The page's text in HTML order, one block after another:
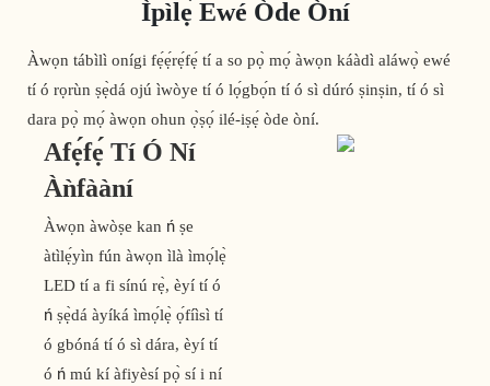
Ìpìlẹ̀ Ewé Òde Òní
Àwọn tábìlì onígi fẹ́ẹ́rẹ́fẹ́ tí a so pọ̀ mọ́ àwọn káàdì aláwọ̀ ewé
tí ó rọrùn ṣẹ̀dá ojú ìwòye tí ó lọ́gbọ́n tí ó sì dúró ṣinṣin, tí ó sì
dara pọ̀ mọ́ àwọn ohun ọ̀ṣọ́ ilé-iṣẹ́ òde òní.
Afẹ́fẹ́ Tí Ó Ní
Àǹfààní
Àwọn àwòṣe kan ń ṣe
àtìlẹ́yìn fún àwọn ìlà ìmọ́lẹ̀
LED tí a fi sínú rẹ̀, èyí tí ó
ń ṣẹ̀dá àyíká ìmọ́lẹ̀ ọ́fíìsì tí
ó gbóná tí ó sì dára, èyí tí
ó ń mú kí àfiyèsí pọ̀ sí i ní